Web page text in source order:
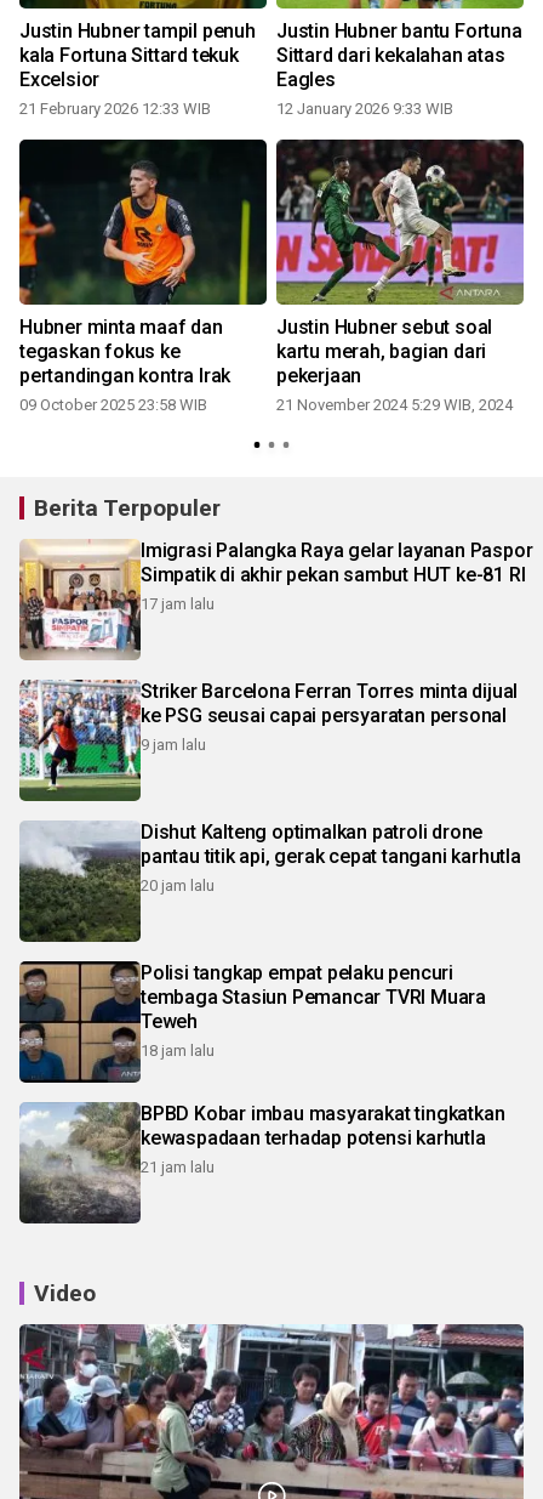
Justin Hubner tampil penuh
kala Fortuna Sittard tekuk
Excelsior
21 February 2026 12:33 WIB
Justin Hubner bantu Fortuna
Sittard dari kekalahan atas
Eagles
12 January 2026 9:33 WIB
Hubner minta maaf dan
tegaskan fokus ke
pertandingan kontra Irak
09 October 2025 23:58 WIB
Justin Hubner sebut soal
kartu merah, bagian dari
pekerjaan
21 November 2024 5:29 WIB, 2024
Berita Terpopuler
Imigrasi Palangka Raya gelar layanan Paspor
Simpatik di akhir pekan sambut HUT ke-81 RI
17 jam lalu
Striker Barcelona Ferran Torres minta dijual
ke PSG seusai capai persyaratan personal
9 jam lalu
Dishut Kalteng optimalkan patroli drone
pantau titik api, gerak cepat tangani karhutla
20 jam lalu
Polisi tangkap empat pelaku pencuri
tembaga Stasiun Pemancar TVRI Muara
Teweh
18 jam lalu
BPBD Kobar imbau masyarakat tingkatkan
kewaspadaan terhadap potensi karhutla
21 jam lalu
Video